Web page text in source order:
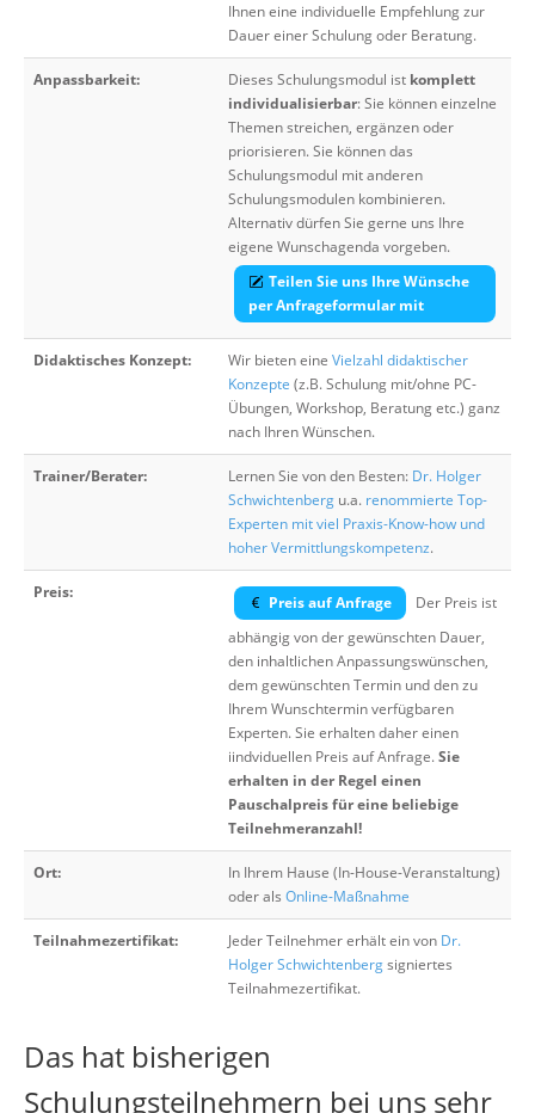
Ihnen eine individuelle Empfehlung zur
Dauer einer Schulung oder Beratung.
Anpassbarkeit: Dieses Schulungsmodul ist komplett
individualisierbar: Sie können einzelne
Themen streichen, ergänzen oder
priorisieren. Sie können das
Schulungsmodul mit anderen
Schulungsmodulen kombinieren.
Alternativ dürfen Sie gerne uns Ihre
eigene Wunschagenda vorgeben.
Teilen Sie uns Ihre Wünsche
per Anfrageformular mit
Didaktisches Konzept: Wir bieten eine Vielzahl didaktischer
Konzepte (z.B. Schulung mit/ohne PC-
Übungen, Workshop, Beratung etc.) ganz
nach Ihren Wünschen.
Trainer/Berater: Lernen Sie von den Besten: Dr. Holger
Schwichtenberg u.a. renommierte Top-
Experten mit viel Praxis-Know-how und
hoher Vermittlungskompetenz.
Preis:
Preis auf Anfrage
Der Preis ist
abhängig von der gewünschten Dauer,
den inhaltlichen Anpassungswünschen,
dem gewünschten Termin und den zu
Ihrem Wunschtermin verfügbaren
Experten. Sie erhalten daher einen
iindviduellen Preis auf Anfrage.Sie
erhalten in der Regel einen
Pauschalpreis für eine beliebige
Teilnehmeranzahl!
Ort:
In Ihrem Hause (In-House-Veranstaltung)
oder als Online-Maßnahme
Teilnahmezertifikat: Jeder Teilnehmer erhält ein von Dr.
Holger Schwichtenbergsigniertes
Teilnahmezertifikat.
Das hat bisherigen
Schulungsteilnehmern bei uns sehr